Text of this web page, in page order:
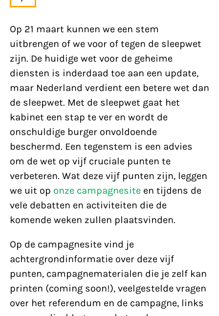
Op 21 maart kunnen we een stem
uitbrengen of we voor of tegen de sleepwet
zijn. De huidige wet voor de geheime
diensten is inderdaad toe aan een update,
maar Nederland verdient een betere wet dan
de sleepwet. Met de sleepwet gaat het
kabinet een stap te ver en wordt de
onschuldige burger onvoldoende
beschermd. Een tegenstem is een advies
om de wet op vijf cruciale punten te
verbeteren. Wat deze vijf punten zijn, leggen
we uit op onze campagnesite en tijdens de
vele debatten en activiteiten die de
komende weken zullen plaatsvinden.
Op de campagnesite vind je
achtergrondinformatie over deze vijf
punten, campagnematerialen die je zelf kan
printen (coming soon!), veelgestelde vragen
over het referendum en de campagne, links